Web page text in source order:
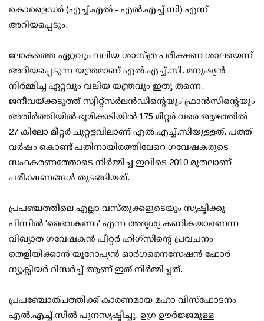
കൊളൈഡര്‍ (എച്ച്.എല്‍ - എല്‍.എച്ച്.സി) എന്ന്
അറിയപ്പെടും.
ലോകത്തെ ഏറ്റവും വലിയ ശാസ്ത്ര പരീക്ഷണ ശാലയെന്ന്
അറിയപ്പെടുന്ന യന്ത്രമാണ് എല്‍.എച്ച്.സി. മനുഷ്യന്‍
നിര്‍മ്മിച്ച ഏറ്റവും വലിയ യന്ത്രവും ഇതു തന്നെ.
ജനീവയ്ക്കടുത്ത് സ്വിറ്റ്‌സര്‍ലന്‍ഡിന്റെയും ഫ്രാന്‍സിന്റെയും
അതിര്‍ത്തിയില്‍ ഭൂമിക്കടിയില്‍ 175 മീറ്റര്‍ വരെ ആഴത്തില്‍
27 കിലോ മീറ്റര്‍ ചുറ്റളവിലാണ് എല്‍.എച്ച്.സിയുള്ളത്. പത്ത്
വര്‍ഷം കൊണ്ട് പതിനായിരത്തിലേറെ ഗവേഷകരുടെ
സഹകരണത്തോടെ നിര്‍മ്മിച്ച ഇവിടെ 2010 മുതലാണ്
പരീക്ഷണങ്ങള്‍ തുടങ്ങിയത്.
പ്രപഞ്ചത്തിലെ എല്ലാ വസ്തുക്കളുടെയും സൃഷ്ടിക്കു
പിന്നില്‍ 'ദൈവകണം' എന്ന അദൃശ്യ കണികയാണെന്ന
വിഖ്യാത ഗവേഷകന്‍ പീറ്റര്‍ ഹിഗ്‌സിന്റെ പ്രവചനം
തെളിയിക്കാന്‍ യൂറോപ്യന്‍ ഓര്‍ഗനൈസേഷന്‍ ഫോര്‍
ന്യൂക്ലിയര്‍ റിസര്‍ച്ച് ആണ് ഇത് നിര്‍മ്മിച്ചത്.
പ്രപഞ്ചോത്പത്തിക്ക് കാരണമായ മഹാ വിസ്‌ഫോടനം
എല്‍.എച്ച്.സില്‍ പുനസൃഷ്ടിച്ചു. ഉഗ്ര ഊര്‍ജ്ജമുള്ള